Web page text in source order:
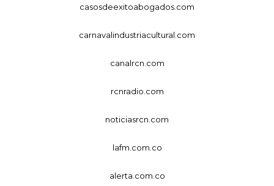
casosdeexitoabogados.com
carnavalindustriacultural.com
canalrcn.com
rcnradio.com
noticiasrcn.com
lafm.com.co
alerta.com.co